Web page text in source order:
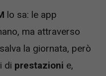
lo sa: le app
ma attraverso
la giornata, però
di prestazioni e,